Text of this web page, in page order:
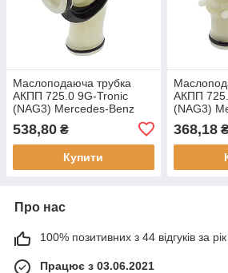
Маслоподаюча трубка
АКПП 725.0 9G-Tronic
(NAG3) Mercedes-Benz
538,80 ₴
Купити
АКПП
(NAG3)
368,18
Про нас
100% позитивних з 44 відгуків за рік
Працює з 03.06.2021